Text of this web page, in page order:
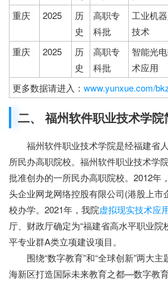
重庆 2025
历
史
高职专
科批
工业机
技术
重庆 2025
历
史
高职专
科批
智能光
术应用
更多数据请进入： www.yunxue.com/
二、 福州软件职业技术学院
福州软件职业技术学院是经福建省
所民办高职院校。福州软件职业技术学
批准创办的一所民办高职院校。2012年
头企业网龙网络控股有限公司(港股上市
校办学。2021年，我院虚拟现实技术应
厅、财政厅确定为“福建省高水平职业院
平专业群A类立项建设项目。
围绕“数字教育”和“全球创新”两大主
海新区打造国际未来教育之都—数字教